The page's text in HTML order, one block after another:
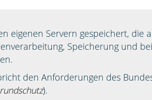
eigenen Servern gespeichert, die
Speicherung und
den Anforderungen des
).